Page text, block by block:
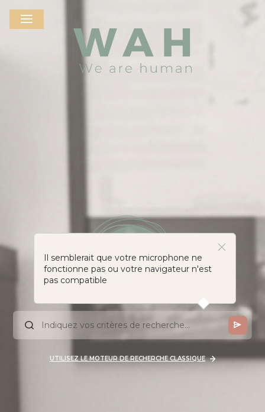
Il semblerait que votre microphone ne
fonctionne pas ou votre navigateur n'est
pas compatible
UTILISEZ LE MOTEUR DE RECHERCHE CLASSIQUE